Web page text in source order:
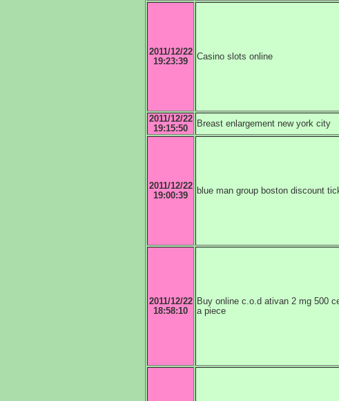
2011/12/22
19:23:39
Casino slots online
2011/12/22
19:15:50
Breast enlargement new york city
2011/12/22
19:00:39
blue man group boston discount
2011/12/22
18:58:10
Buy online c.o.d ativan 2 mg 500
a piece